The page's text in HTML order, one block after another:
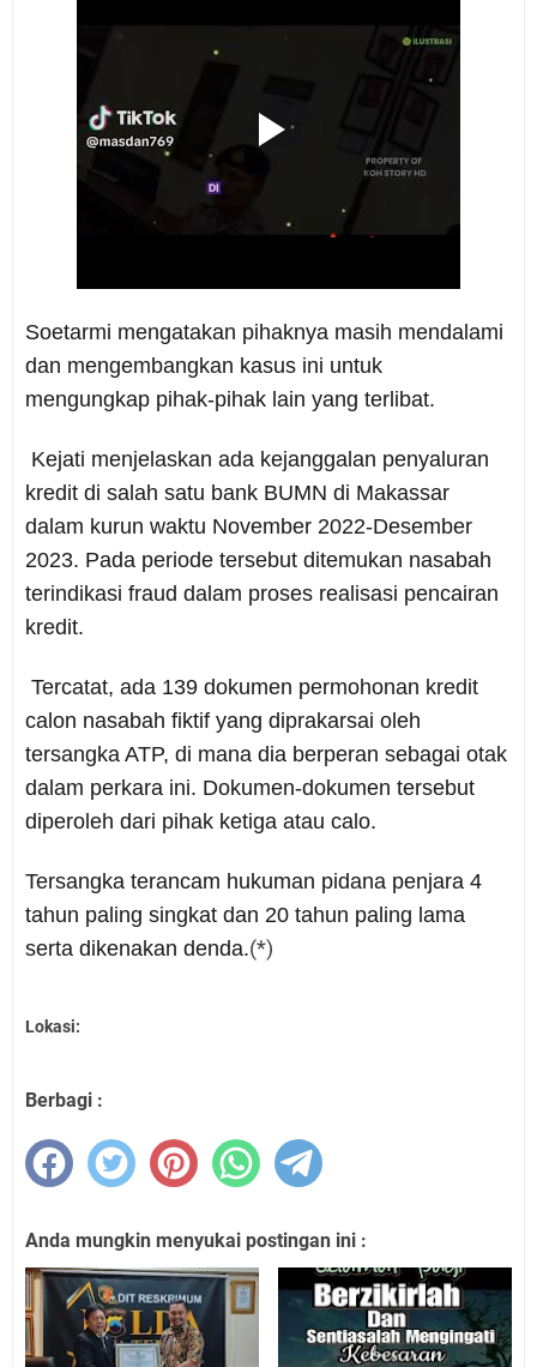
Soetarmi mengatakan pihaknya masih mendalami
dan mengembangkan kasus ini untuk
mengungkap pihak-pihak lain yang terlibat.
Kejati menjelaskan ada kejanggalan penyaluran
kredit di salah satu bank BUMN di Makassar
dalam kurun waktu November 2022-Desember
2023. Pada periode tersebut ditemukan nasabah
terindikasi fraud dalam proses realisasi pencairan
kredit.
Tercatat, ada 139 dokumen permohonan kredit
calon nasabah fiktif yang diprakarsai oleh
tersangka ATP, di mana dia berperan sebagai otak
dalam perkara ini. Dokumen-dokumen tersebut
diperoleh dari pihak ketiga atau calo.
Tersangka terancam hukuman pidana penjara 4
tahun paling singkat dan 20 tahun paling lama
serta dikenakan denda.(*)
Lokasi:
Berbagi :
Anda mungkin menyukai postingan ini :